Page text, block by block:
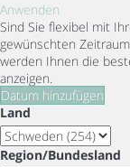
Anwenden
Sind Sie flexibel mit
gewünschten
werden Ihnen die
anzeigen.
Datum hinzufügen
Land
Region/Bundesland